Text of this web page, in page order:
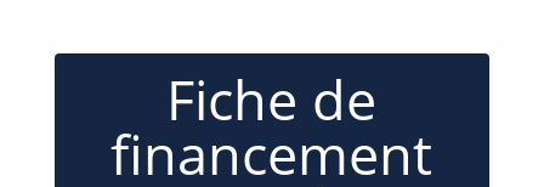
Fiche de
financement